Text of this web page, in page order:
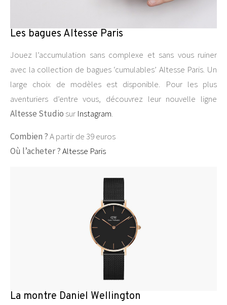
Les bagues Altesse Paris
Jouez l’accumulation sans complexe et sans vous ruiner
avec la collection de bagues ‘cumulables’ Altesse Paris. Un
large choix de modèles est disponible. Pour les plus
aventuriers d’entre vous, découvrez leur nouvelle ligne
Altesse Studio sur Instagram.
Combien ?A partir de 39 euros
Où l’acheter ?Altesse Paris
La montre Daniel Wellington